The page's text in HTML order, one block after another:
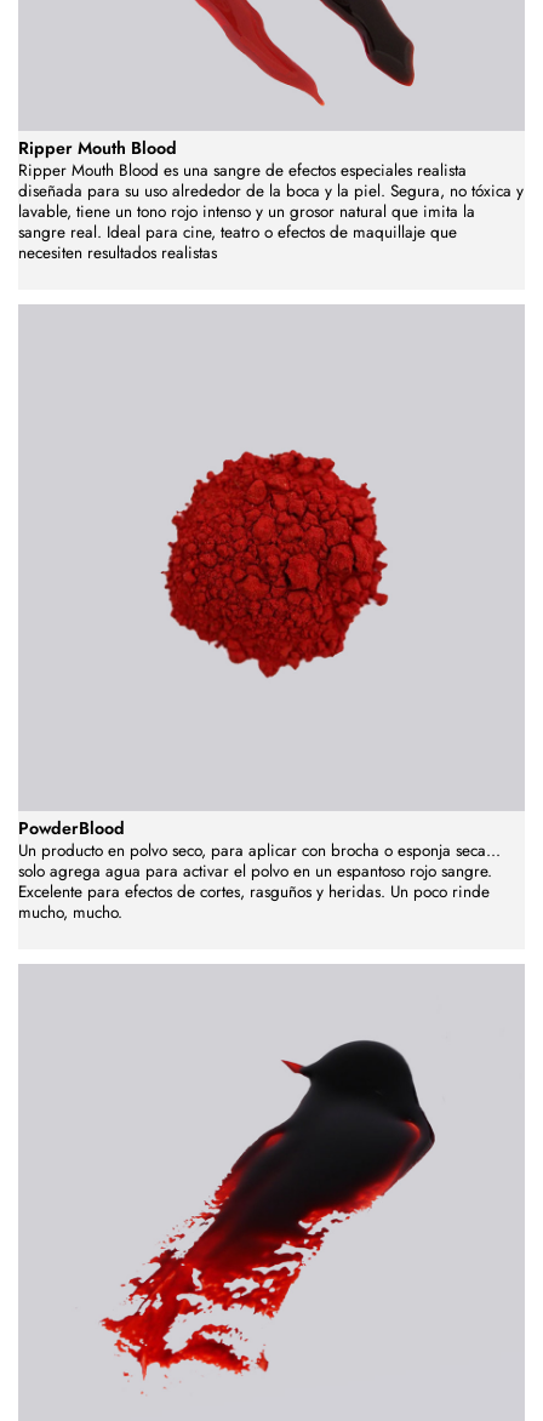
Ripper Mouth Blood
Ripper Mouth Blood es una sangre de efectos especiales realista
diseñada para su uso alrededor de la boca y la piel. Segura, no tóxica y
lavable, tiene un tono rojo intenso y un grosor natural que imita la
sangre real. Ideal para cine, teatro o efectos de maquillaje que
necesiten resultados realistas
PowderBlood
Un producto en polvo seco, para aplicar con brocha o esponja seca...
solo agrega agua para activar el polvo en un espantoso rojo sangre.
Excelente para efectos de cortes, rasguños y heridas. Un poco rinde
mucho, mucho.